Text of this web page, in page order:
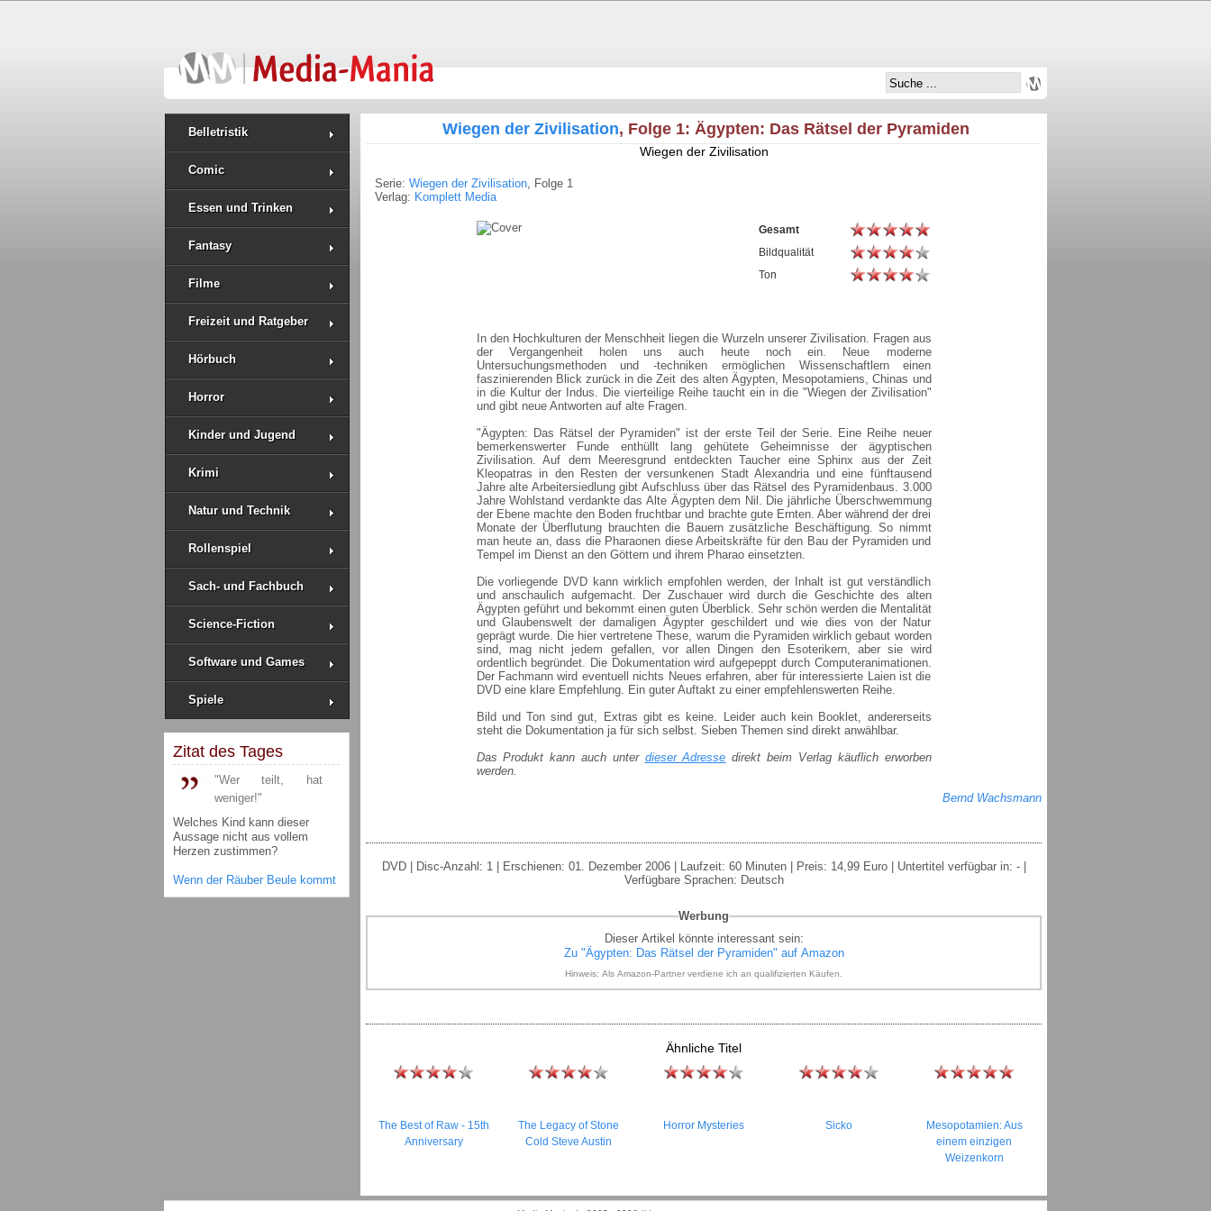
Belletristik
Comic
Essen und Trinken
Fantasy
Filme
Freizeit und Ratgeber
Hörbuch
Horror
Kinder und Jugend
Krimi
Natur und Technik
Rollenspiel
Sach- und Fachbuch
Science-Fiction
Software und Games
Spiele
Zitat des Tages
"Wer teilt, hat
weniger!"
Welches Kind kann dieser
Aussage nicht aus vollem
Herzen zustimmen?
Wenn der Räuber Beule kommt
Wiegen der Zivilisation, Folge 1: Ägypten: Das Rätsel der Pyramiden
Wiegen der Zivilisation
Serie: Wiegen der Zivilisation, Folge 1
Verlag: Komplett Media
Gesamt
Bildqualität
Ton
In den Hochkulturen der Menschheit liegen die Wurzeln unserer Zivilisation. Fragen aus
der Vergangenheit holen uns auch heute noch ein. Neue moderne
Untersuchungsmethoden und -techniken ermöglichen Wissenschaftlern einen
faszinierenden Blick zurück in die Zeit des alten Ägypten, Mesopotamiens, Chinas und
in die Kultur der Indus. Die vierteilige Reihe taucht ein in die "Wiegen der Zivilisation"
und gibt neue Antworten auf alte Fragen.
"Ägypten: Das Rätsel der Pyramiden" ist der erste Teil der Serie. Eine Reihe neuer
bemerkenswerter Funde enthüllt lang gehütete Geheimnisse der ägyptischen
Zivilisation. Auf dem Meeresgrund entdeckten Taucher eine Sphinx aus der Zeit
Kleopatras in den Resten der versunkenen Stadt Alexandria und eine fünftausend
Jahre alte Arbeitersiedlung gibt Aufschluss über das Rätsel des Pyramidenbaus. 3.000
Jahre Wohlstand verdankte das Alte Ägypten dem Nil. Die jährliche Überschwemmung
der Ebene machte den Boden fruchtbar und brachte gute Ernten. Aber während der drei
Monate der Überflutung brauchten die Bauern zusätzliche Beschäftigung. So nimmt
man heute an, dass die Pharaonen diese Arbeitskräfte für den Bau der Pyramiden und
Tempel im Dienst an den Göttern und ihrem Pharao einsetzten.
Die vorliegende DVD kann wirklich empfohlen werden, der Inhalt ist gut verständlich
und anschaulich aufgemacht. Der Zuschauer wird durch die Geschichte des alten
Ägypten geführt und bekommt einen guten Überblick. Sehr schön werden die Mentalität
und Glaubenswelt der damaligen Ägypter geschildert und wie dies von der Natur
geprägt wurde. Die hier vertretene These, warum die Pyramiden wirklich gebaut worden
sind, mag nicht jedem gefallen, vor allen Dingen den Esoterikern, aber sie wird
ordentlich begründet. Die Dokumentation wird aufgepeppt durch Computeranimationen.
Der Fachmann wird eventuell nichts Neues erfahren, aber für interessierte Laien ist die
DVD eine klare Empfehlung. Ein guter Auftakt zu einer empfehlenswerten Reihe.
Bild und Ton sind gut, Extras gibt es keine. Leider auch kein Booklet, andererseits
steht die Dokumentation ja für sich selbst. Sieben Themen sind direkt anwählbar.
Das Produkt kann auch unter dieser Adresse direkt beim Verlag käuflich erworben
werden.
Bernd Wachsmann
DVD | Disc-Anzahl: 1 | Erschienen: 01. Dezember 2006 | Laufzeit: 60 Minuten | Preis: 14,99 Euro | Untertitel verfügbar in: - |
Verfügbare Sprachen: Deutsch
Werbung
Dieser Artikel könnte interessant sein:
Zu "Ägypten: Das Rätsel der Pyramiden" auf Amazon
Hinweis: Als Amazon-Partner verdiene ich an qualifizierten Käufen.
Ähnliche Titel
The Best of Raw - 15th
Anniversary
The Legacy of Stone
Cold Steve Austin
Horror Mysteries Sicko
Mesopotamien: Aus
einem einzigen
Weizenkorn